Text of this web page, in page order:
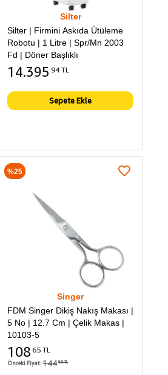
Silter
Silter | Firmini Askıda Ütüleme
Robotu | 1 Litre | Spr/Mn 2003
Fd | Döner Başlıklı
14.395 94 TL
Sepete Ekle
Singer
FDM Singer Dikiş Nakış Makası |
5 No | 12.7 Cm | Çelik Makas |
10103-5
108 65 TL
Önceki Fiyat:144 86 TL
%25